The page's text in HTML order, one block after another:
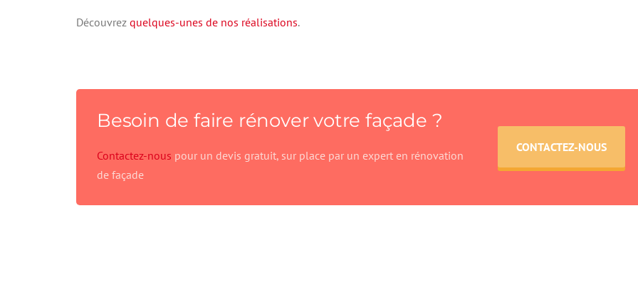
Découvrez quelques-unes de nos réalisations.
Besoin de faire rénover votre façade ?
Contactez-nous pour un devis gratuit, sur place par un expert en rénovation
de façade
CONTACTEZ-NOUS